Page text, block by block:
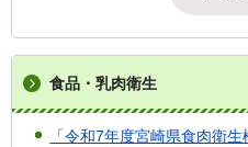
食品・乳肉衛生
「令和7年度宮崎県食肉衛